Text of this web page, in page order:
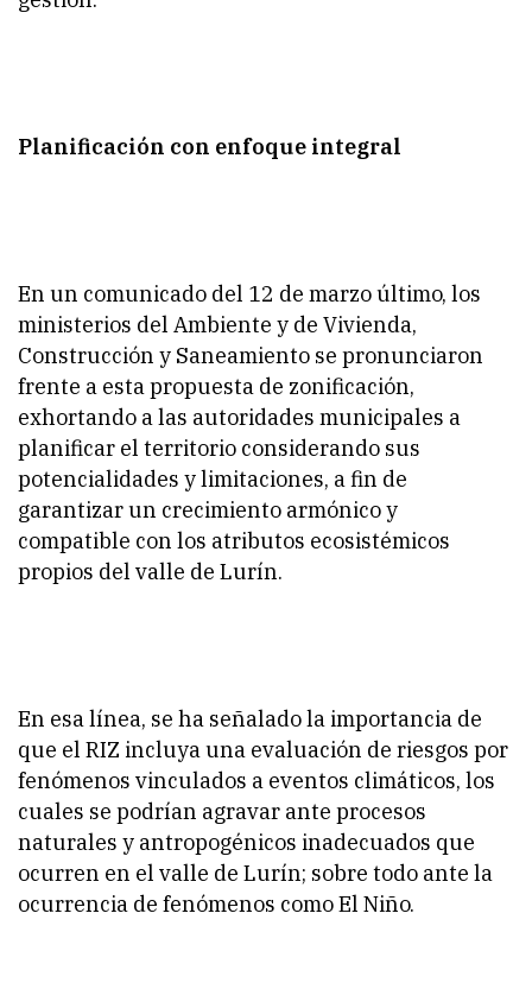
Planificación con enfoque integral
En un comunicado del 12 de marzo último, los
ministerios del Ambiente y de Vivienda,
Construcción y Saneamiento se pronunciaron
frente a esta propuesta de zonificación,
exhortando a las autoridades municipales a
planificar el territorio considerando sus
potencialidades y limitaciones, a fin de
garantizar un crecimiento armónico y
compatible con los atributos ecosistémicos
propios del valle de Lurín.
En esa línea, se ha señalado la importancia de
que el RIZ incluya una evaluación de riesgos por
fenómenos vinculados a eventos climáticos, los
cuales se podrían agravar ante procesos
naturales y antropogénicos inadecuados que
ocurren en el valle de Lurín; sobre todo ante la
ocurrencia de fenómenos como El Niño.